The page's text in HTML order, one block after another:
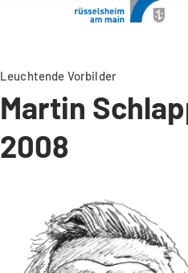
Leuchtende Vorbilder
Martin
2008